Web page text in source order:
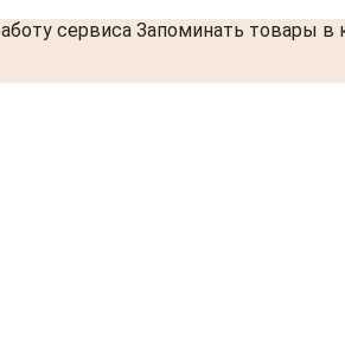
сервиса Запоминать товары в